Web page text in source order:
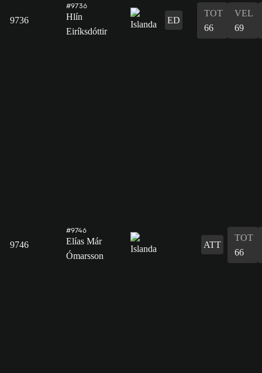
9736
#9736
Hlín
Eiríksdóttir
ED
TOT
66
VEL
69
9746
#9746
Elías Már
Ómarsson
ATT
TOT
66